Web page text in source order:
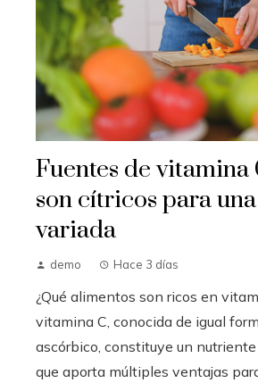
Fuentes de vitamina
son cítricos para
variada
demo Hace 3 días
¿Qué alimentos son ricos en
vitamina C, conocida de igual
ascórbico, constituye un
que aporta múltiples ventajas para